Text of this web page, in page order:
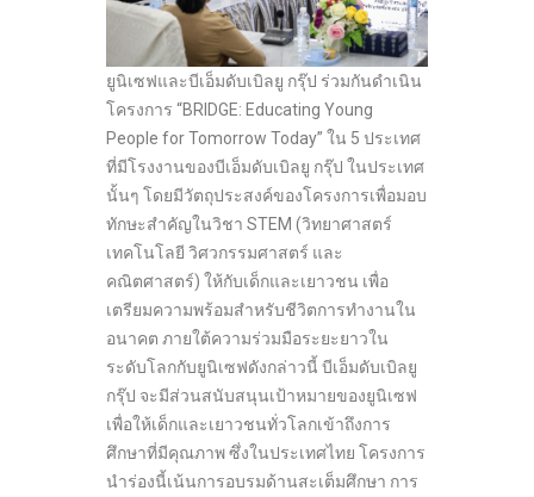
ยูนิเซฟและบีเอ็มดับเบิลยู กรุ๊ป ร่วมกันดำเนิน
โครงการ “BRIDGE: Educating Young
People for Tomorrow Today” ใน 5 ประเทศ
ที่มีโรงงานของบีเอ็มดับเบิลยู กรุ๊ป ในประเทศ
นั้นๆ โดยมีวัตถุประสงค์ของโครงการเพื่อมอบ
ทักษะสำคัญในวิชา STEM (วิทยาศาสตร์
เทคโนโลยี วิศวกรรมศาสตร์ และ
คณิตศาสตร์) ให้กับเด็กและเยาวชน เพื่อ
เตรียมความพร้อมสำหรับชีวิตการทำงานใน
อนาคต ภายใต้ความร่วมมือระยะยาวใน
ระดับโลกกับยูนิเซฟดังกล่าวนี้ บีเอ็มดับเบิลยู
กรุ๊ป จะมีส่วนสนับสนุนเป้าหมายของยูนิเซฟ
เพื่อให้เด็กและเยาวชนทั่วโลกเข้าถึงการ
ศึกษาที่มีคุณภาพ ซึ่งในประเทศไทย โครงการ
นำร่องนี้เน้นการอบรมด้านสะเต็มศึกษา การ